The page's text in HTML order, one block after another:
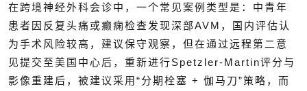
在跨境神经外科会诊中，一个常见案例类型是：中青年
患者因反复头痛或癫痫检查发现深部AVM，国内评估认
为手术风险较高，建议保守观察，但在通过远程第二意
见提交至美国中心后，重新进行Spetzler-Martin评分与
影像重建后，被建议采用“分期栓塞 + 伽马刀”策略，而